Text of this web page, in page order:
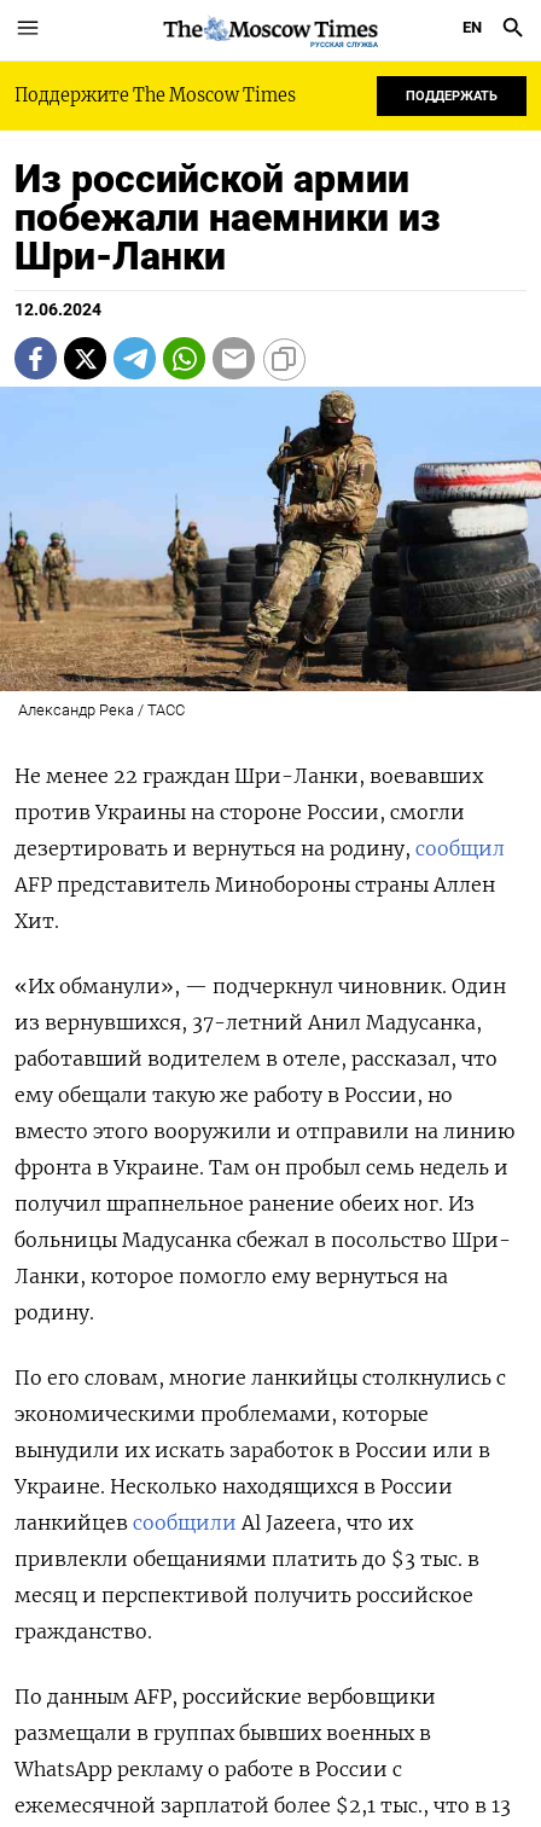
РУССКАЯ СЛУЖБА
EN
Поддержите The Moscow Times ПОДДЕРЖАТЬ
Из российской армии
побежали наемники из
Шри-Ланки
12.06.2024
Александр Река / ТАСС
Не менее 22 граждан Шри-Ланки, воевавших
против Украины на стороне России, смогли
дезертировать и вернуться на родину, сообщил
AFP представитель Минобороны страны Аллен
Хит.
«Их обманули», — подчеркнул чиновник. Один
из вернувшихся, 37-летний Анил Мадусанка,
работавший водителем в отеле, рассказал, что
ему обещали такую же работу в России, но
вместо этого вооружили и отправили на линию
фронта в Украине. Там он пробыл семь недель и
получил шрапнельное ранение обеих ног. Из
больницы Мадусанка сбежал в посольство Шри-
Ланки, которое помогло ему вернуться на
родину.
По его словам, многие ланкийцы столкнулись с
экономическими проблемами, которые
вынудили их искать заработок в России или в
Украине. Несколько находящихся в России
ланкийцев сообщили Al Jazeera, что их
привлекли обещаниями платить до $3 тыс. в
месяц и перспективой получить российское
гражданство.
По данным AFP, российские вербовщики
размещали в группах бывших военных в
WhatsApp рекламу о работе в России с
ежемесячной зарплатой более $2,1 тыс., что в 13